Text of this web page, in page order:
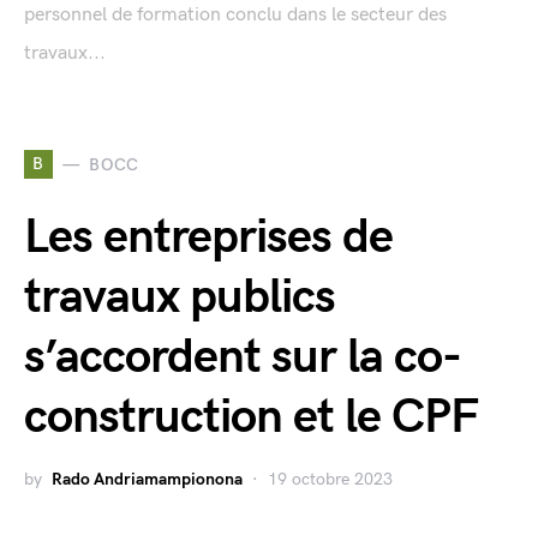
personnel de formation conclu dans le secteur des
travaux...
B BOCC
Les entreprises de
travaux publics
s’accordent sur la co-
construction et le CPF
by Rado Andriamampionona 19 octobre 2023